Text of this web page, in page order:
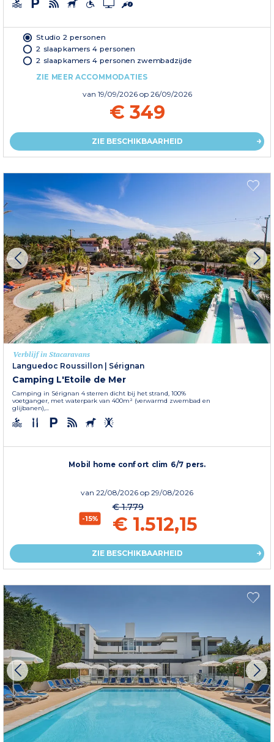
Studio 2 personen
2 slaapkamers 4 personen
2 slaapkamers 4 personen zwembadzijde
ZIE MEER ACCOMMODATIES
van 19/09/2026 op 26/09/2026
€ 349
ZIE BESCHIKBAARHEID
Verblijf in Stacaravans
Languedoc Roussillon
Sérignan
Camping L'Etoile de Mer
Camping in Sérignan 4 sterren dicht bij het strand, 100%
voetganger, met waterpark van 400m² (verwarmd zwembad en
glijbanen),...
Mobil home confort clim 6/7 pers.
van 22/08/2026 op 29/08/2026
-15%
€ 1.779
€ 1.512,15
ZIE BESCHIKBAARHEID